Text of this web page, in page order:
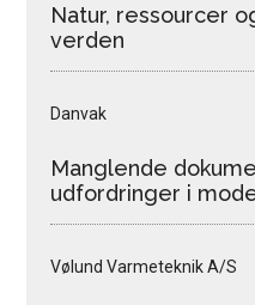
Natur, ressourcer
verden
Danvak
Manglende
udfordringer i
Vølund Varmeteknik A/S